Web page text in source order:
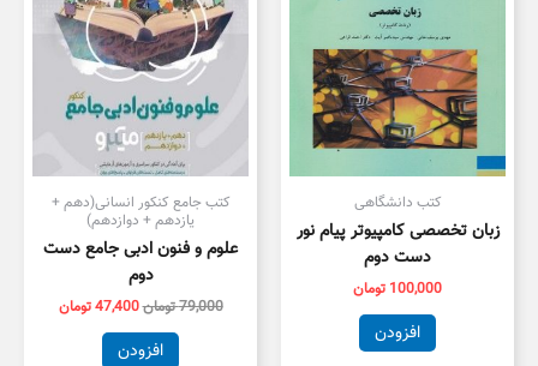
کتب دانشگاهی
زبان تخصصی کامپیوتر پیام نور
دست دوم
100,000 تومان
افزودن
کتب جامع کنکور انسانی(دهم +
یازدهم + دوازدهم)
علوم و فنون ادبی جامع دست
دوم
79,000تومان47,400تومان
افزودن